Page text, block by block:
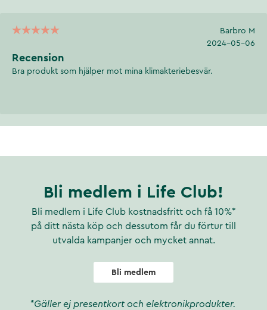
Barbro M
2024-05-06
Recension
Bra produkt som hjälper mot mina klimakteriebesvär.
Bli medlem i Life Club!
Bli medlem i Life Club kostnadsfritt och få 10%*
på ditt nästa köp och dessutom får du förtur till
utvalda kampanjer och mycket annat.
Bli medlem
*Gäller ej presentkort och elektronikprodukter.